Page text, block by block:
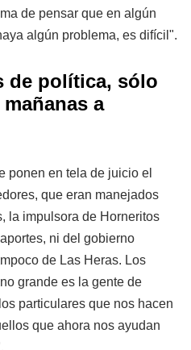
de pensar que en algún
algún problema, es difícil".
de política, sólo
a
ponen en tela de juicio el
que eran manejados
la impulsora de Horneritos
ni del gobierno
de Las Heras. Los
grande es la gente de
particulares que nos hacen
que ahora nos ayudan